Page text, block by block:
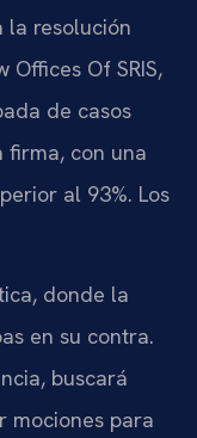
la resolución
Of SRIS,
de casos
con una
al 93%. Los
donde la
en su contra.
buscará
mociones para